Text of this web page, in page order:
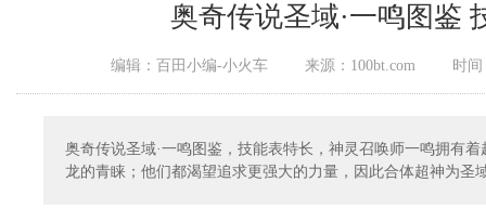
奥奇传说圣域·一鸣图鉴
编辑：百田小编-小火车 来源： 100bt.com 时间
奥奇传说圣域·一鸣图鉴，技能表特长，神灵召唤师一鸣拥有
龙的青睐；他们都渴望追求更强大的力量，因此合体超神为圣